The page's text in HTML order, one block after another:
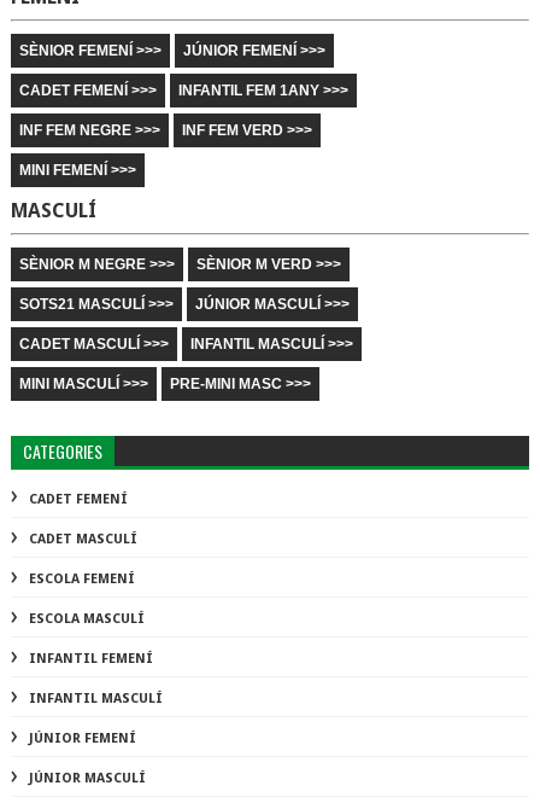
SÈNIOR FEMENÍ >>> JÚNIOR FEMENÍ >>>
CADET FEMENÍ >>> INFANTIL FEM 1ANY >>>
INF FEM NEGRE >>> INF FEM VERD >>>
MINI FEMENÍ >>>
MASCULÍ
SÈNIOR M NEGRE >>> SÈNIOR M VERD >>>
SOTS21 MASCULÍ >>> JÚNIOR MASCULÍ >>>
CADET MASCULÍ >>> INFANTIL MASCULÍ >>>
MINI MASCULÍ >>> PRE-MINI MASC >>>
CATEGORIES
CADET FEMENÍ
CADET MASCULÍ
ESCOLA FEMENÍ
ESCOLA MASCULÍ
INFANTIL FEMENÍ
INFANTIL MASCULÍ
JÚNIOR FEMENÍ
JÚNIOR MASCULÍ